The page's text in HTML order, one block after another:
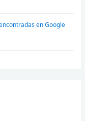
en Google